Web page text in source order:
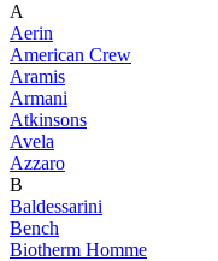
A
Aerin
American Crew
Aramis
Armani
Atkinsons
Avela
Azzaro
B
Baldessarini
Bench
Biotherm Homme